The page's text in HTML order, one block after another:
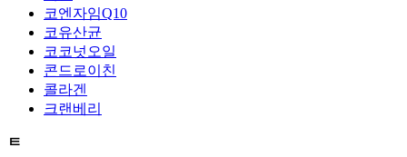
코엔자임Q10
코유산균
코코넛오일
콘드로이친
콜라겐
크랜베리
ㅌ